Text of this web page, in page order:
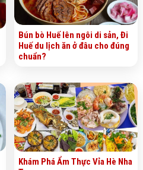
Bún bò Huế lên ngôi di sản, Đi
Huế du lịch ăn ở đâu cho đúng
chuẩn?
Khám Phá Ẩm Thực Vỉa Hè Nha